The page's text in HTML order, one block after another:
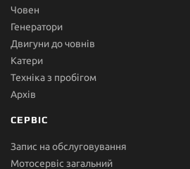
Човен
Генератори
Двигуни до човнів
Катери
Техніка з пробігом
Архів
СЕРВІС
Запис на обслуговування
Мотосервіс загальний